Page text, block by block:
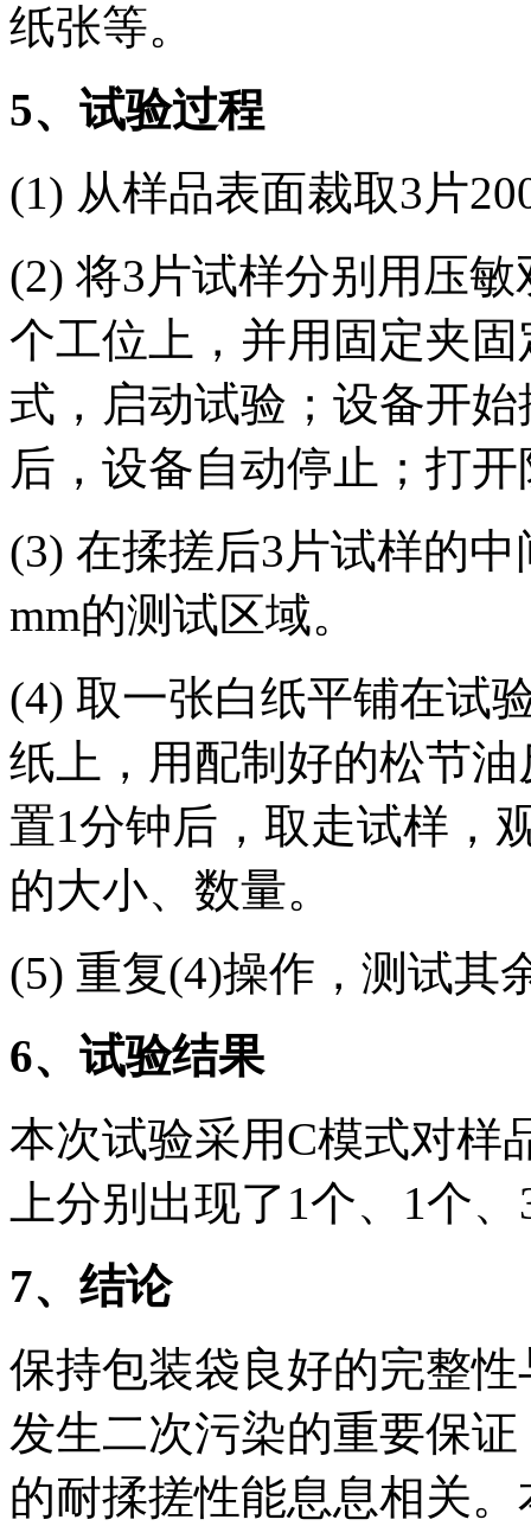
纸张等。
5、试验过程
(1) 从样品表面裁取3片
(2) 将3片试样分别用压
个工位上，并用固定夹
式，启动试验；设备开
后，设备自动停止；打
(3) 在揉搓后3片试样的
mm的测试区域。
(4) 取一张白纸平铺在试
纸上，用配制好的松节
置1分钟后，取走试样，
的大小、数量。
(5) 重复(4)操作，测试其
6、试验结果
本次试验采用C模式对样
上分别出现了1个、1个
7、结论
保持包装袋良好的完整
发生二次污染的重要保
的耐揉搓性能息息相关